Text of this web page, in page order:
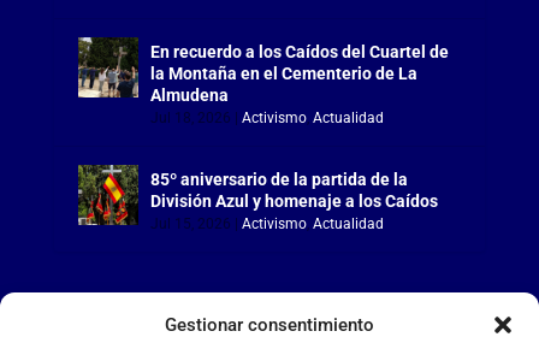
Gestionar consentimiento
En recuerdo a los Caídos del Cuartel de
la Montaña en el Cementerio de La
Almudena
Jul 18, 2026 | Activismo, Actualidad
85º aniversario de la partida de la
División Azul y homenaje a los Caídos
Jul 15, 2026 | Activismo, Actualidad